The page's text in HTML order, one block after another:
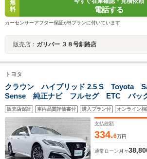
無
料
電話する
カーセンサーアフター保証がBプランに付いています
販売店： ガリバー ３８号釧路店
トヨタ
クラウン ハイブリッド 2.5 S Toyota
Sense 純正ナビ フルセグ ETC バッ
ライブレコーダー LEDヘッドランプ レ
ズコントロール ハーフレザーシート シ
販売店保証 車両品質評価書付 購入プラン付 オンライン相
支払総額
334.6万円
通常ローン 月々